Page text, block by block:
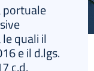
portuale
quali il
e il d.lgs.
c.d.